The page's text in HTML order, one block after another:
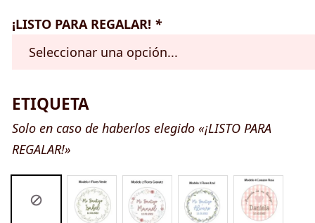
¡LISTO PARA REGALAR! *
ETIQUETA
Solo en caso de haberlos elegido «¡LISTO PARA
REGALAR!»